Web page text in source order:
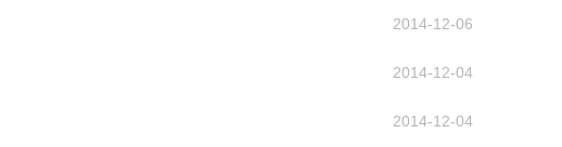
2014-12-06
2014-12-04
2014-12-04